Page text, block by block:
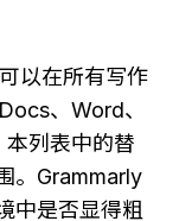
以在所有写作
、Word、
列表中的替
。Grammarly
中是否显得粗